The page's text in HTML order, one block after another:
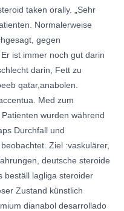
taken orally. „Sehr
Normalerweise
gegen
ist immer noch gut darin
darin, Fett zu
qatar,anabolen.
Med zum
wurden während
Durchfall und
Ziel :vaskulärer,
deutsche steroide
beställ lagliga steroider
Zustand künstlich
dianabol desarrollado